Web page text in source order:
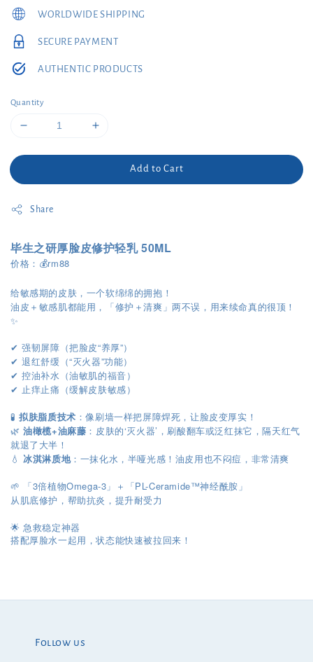
WORLDWIDE SHIPPING
SECURE PAYMENT
AUTHENTIC PRODUCTS
Quantity
Add to Cart
Share
毕生之研厚脸皮修护轻乳 50ML
价格：💰rm88
给敏感期的皮肤，一个软绵绵的拥抱！
油皮＋敏感肌都能用，「修护＋清爽」两不误，用来续命真的很顶！
✨
✔︎ 强韧屏障（把脸皮“养厚”）
✔︎ 退红舒缓（“灭火器”功能）
✔︎ 控油补水（油敏肌的福音）
✔︎ 止痒止痛（缓解皮肤敏感）
🧪拟肤脂质技术 ：像刷墙一样把屏障焊死，让脸皮变厚实！
🌿油橄榄+油麻藤 ：皮肤的‘灭火器’，刷酸翻车或泛红抹它，隔天红气
就退了大半！
💧 冰淇淋质地：一抹化水，半哑光感！油皮用也不闷痘，非常清爽
🌱 「3倍植物Omega-3」＋「PL-Ceramide™神经酰胺」
从肌底修护，帮助抗炎，提升耐受力
🌟 急救稳定神器
搭配厚脸水一起用，状态能快速被拉回来！
Follow us